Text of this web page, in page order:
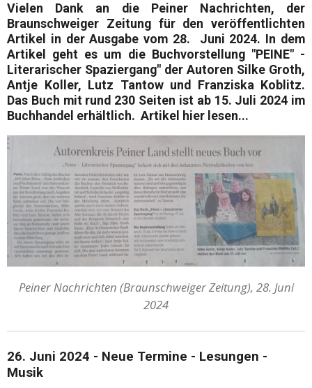
Vielen Dank an die Peiner Nachrichten, der
Braunschweiger Zeitung für den veröffentlichten
Artikel in der Ausgabe vom 28. Juni 2024. In dem
Artikel geht es um die Buchvorstellung "PEINE" -
Literarischer Spaziergang" der Autoren Silke Groth,
Antje Koller, Lutz Tantowund Franziska Koblitz.
Das Buch mit rund 230 Seiten ist ab 15. Juli 2024 im
Buchhandel erhältlich. Artikel hier lesen...
Peiner Nachrichten (Braunschweiger Zeitung), 28. Juni
2024
26. Juni 2024 - Neue Termine - Lesungen -
Musik